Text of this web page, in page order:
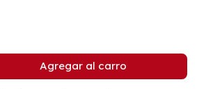
Agregar al carro